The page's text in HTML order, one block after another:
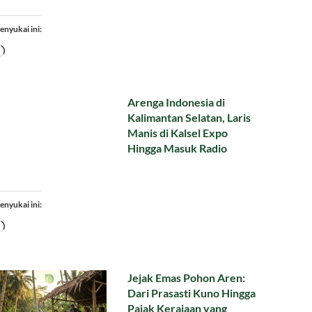
ini:
Memuat...
Arenga Indonesia di
Kalimantan Selatan, Laris
Manis di Kalsel Expo
Hingga Masuk Radio
ini:
Memuat...
Jejak Emas Pohon Aren:
Dari Prasasti Kuno Hingga
Pajak Kerajaan yang